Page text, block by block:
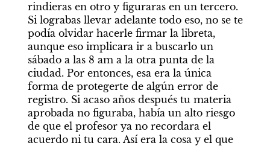
rindieras en otro y figuraras en un tercero.
Si lograbas llevar adelante todo eso, no se te
podía olvidar hacerle firmar la libreta,
aunque eso implicara ir a buscarlo un
sábado a las 8 am a la otra punta de la
ciudad. Por entonces, esa era la única
forma de protegerte de algún error de
registro. Si acaso años después tu materia
aprobada no figuraba, había un alto riesgo
de que el profesor ya no recordara el
acuerdo ni tu cara. Así era la cosa y el que